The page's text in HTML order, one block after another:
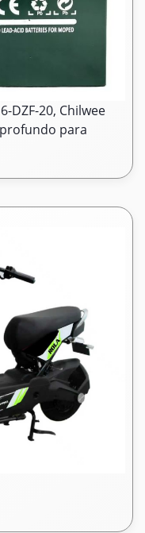
DZF-20, Chilwee
para